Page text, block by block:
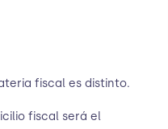
fiscal es distinto.
fiscal será el